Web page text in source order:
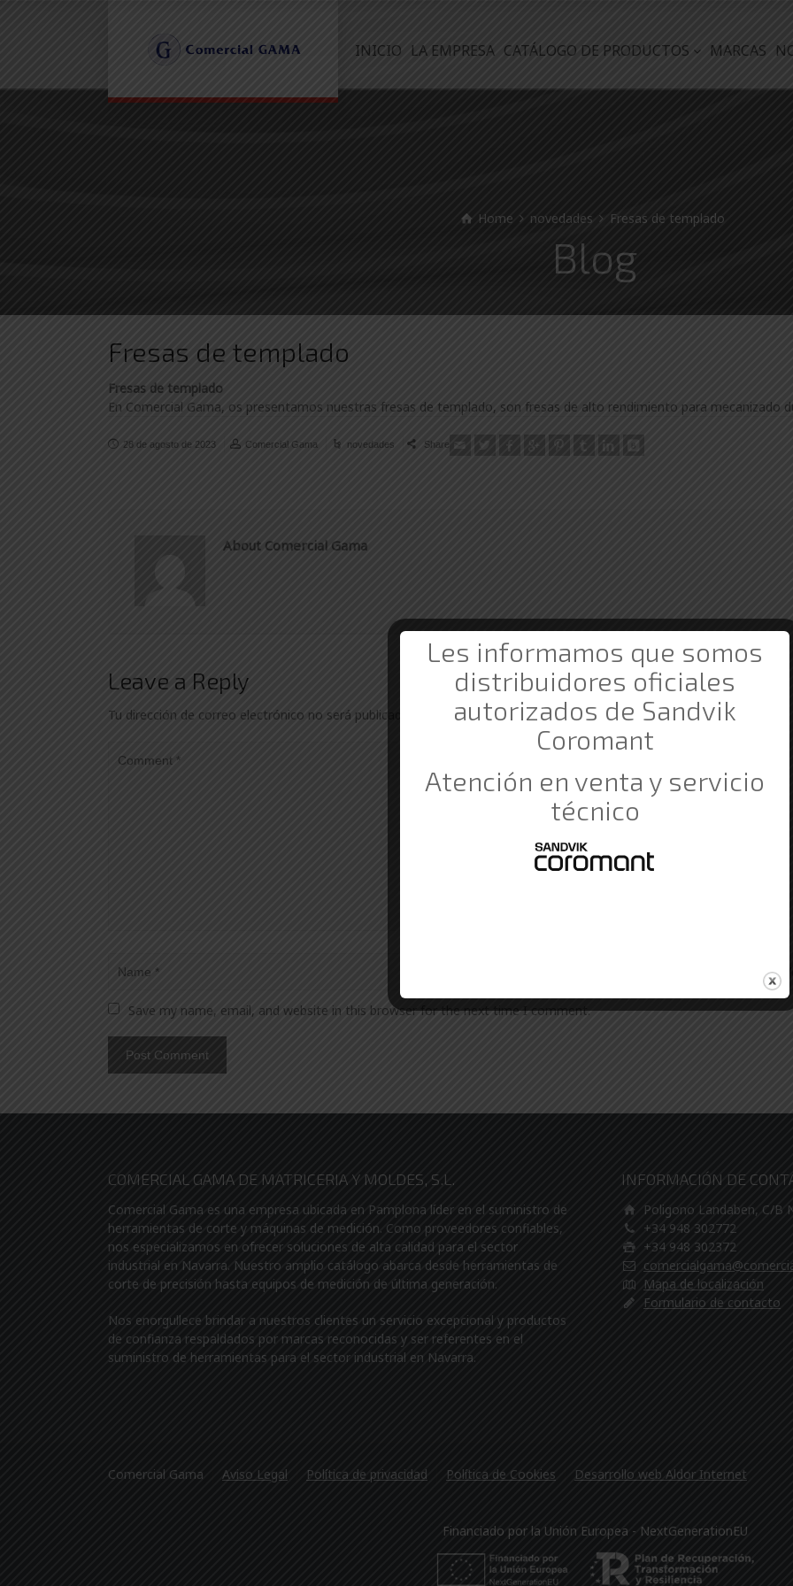
INICIO LA EMPRESA CATÁLOGO DE PRODUCTOS MARCAS
Home novedades Fresas de templado
Blog
Fresas de templado
Fresas de templado
En Comercial Gama, os presentamos nuestras fresas de templado, son fresas de alto rendimiento para mecanizado
28 de agosto de 2023 Comercial Gama novedades Share
About Comercial Gama
Leave a Reply
Tu dirección de correo electrónico no será publicada. Los campos obligatorios están marcados con *
Save my name, email, and website in this browser for the next time I comment.
COMERCIAL GAMA DE MATRICERIA Y MOLDES, S.L.
Comercial Gama es una empresa ubicada en Pamplona líder en el suministro de
herramientas de corte y máquinas de medición. Como proveedores confiables,
nos especializamos en ofrecer soluciones de alta calidad para el sector
industrial en Navarra. Nuestro amplio catálogo abarca desde herramientas de
corte de precisión hasta equipos de medición de última generación.
Nos enorgullece brindar a nuestros clientes un servicio excepcional y productos
de confianza respaldados por marcas reconocidas y ser referentes en el
suministro de herramientas para el sector industrial en Navarra.
INFORMACIÓN DE
Poligono Landaben, C/B
+34 948 302772
+34 948 302372
Mapa de localización
Formulario de contacto
Comercial Gama Aviso Legal Política de privacidad Política de Cookies Desarrollo web Aldor Internet
Financiado por la Unión Europea - NextGenerationEU
Les informamos que somos
distribuidores oficiales
autorizados de Sandvik
Coromant
Atención en venta y servicio
técnico